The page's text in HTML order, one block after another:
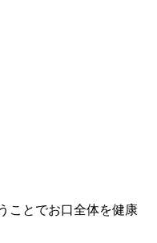
ことでお口全体を健康